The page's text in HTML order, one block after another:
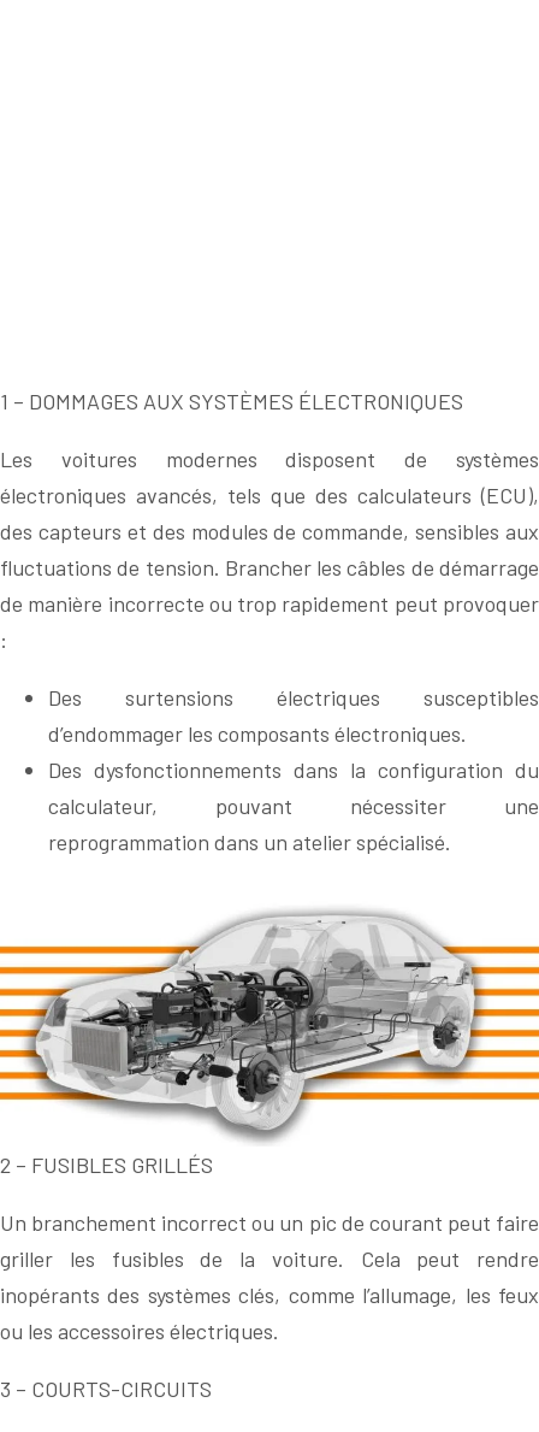
1 – DOMMAGES AUX SYSTÈMES ÉLECTRONIQUES
Les voitures modernes disposent de systèmes
électroniques avancés, tels que des calculateurs (ECU),
des capteurs et des modules de commande, sensibles aux
fluctuations de tension. Brancher les câbles de démarrage
de manière incorrecte ou trop rapidement peut provoquer
:
Des surtensions électriques susceptibles
d’endommager les composants électroniques.
Des dysfonctionnements dans la configuration du
calculateur, pouvant nécessiter une
reprogrammation dans un atelier spécialisé.
2 – FUSIBLES GRILLÉS
Un branchement incorrect ou un pic de courant peut faire
griller les fusibles de la voiture. Cela peut rendre
inopérants des systèmes clés, comme l’allumage, les feux
ou les accessoires électriques.
3 – COURTS-CIRCUITS